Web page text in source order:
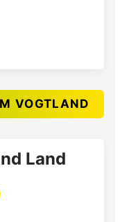
VOGTLAND
Land